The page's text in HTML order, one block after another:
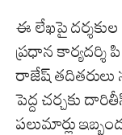
ఈ లేఖపై దర్శకుల
ప్రధాన
రాజేష్ తదితరులు
పెద్ద చర్చకు
పలుమార్లు